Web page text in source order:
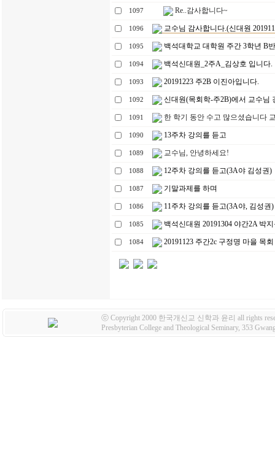
1097 Re..감사합니다~
1096 교수님 감사합니다.(신대원
1095 백석대학교 대학원 주간 3학년 B
1094 백석신대원_2주A_김상호 입니다.
1093 20191223 주2B 이진아입니다.
1092 신대원(목회학-주2B)에서 교수님
1091 한 학기 동안 수고 많으셨습니다
1090 13주차 강의를 듣고
1089 교수님, 안녕하세요!
1088 12주차 강의를 듣고(3A야 김성권)
1087 기말과제를 하며
1086 11주차 강의를 듣고(3A야, 김성권)
1085 백석신대원 20191304 야간2A 박
1084 20191123 주간2c 구정명 마을 목회
ⓒ Copyright 2000 한국개신교 신학과 윤리 all rights
Presbyterian College and Theological Seminary, 353